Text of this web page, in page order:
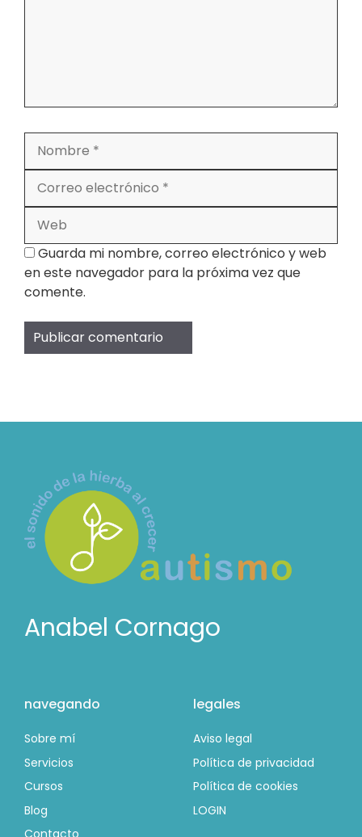
Nombre
electrónico
Guarda mi nombre, correo electrónico y web
en este navegador para la próxima vez que
comente.
Anabel Cornago
navegando
Sobre mí
Servicios
Cursos
Blog
Contacto
legales
Aviso legal
Política de privacidad
Política de cookies
LOGIN